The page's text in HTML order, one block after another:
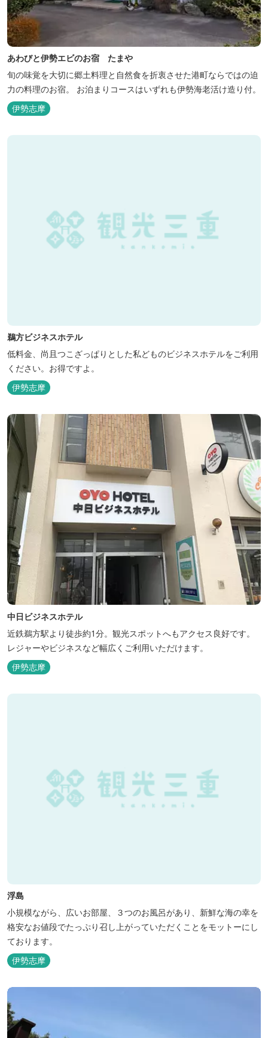
あわびと伊勢エビのお宿 たまや
旬の味覚を大切に郷土料理と自然食を折衷させた港町ならではの迫
力の料理のお宿。 お泊まりコースはいずれも伊勢海老活け造り付。
伊勢志摩
鵜方ビジネスホテル
低料金、尚且つこざっぱりとした私どものビジネスホテルをご利用
ください。お得ですよ。
伊勢志摩
中日ビジネスホテル
近鉄鵜方駅より徒歩約1分。観光スポットへもアクセス良好です。
レジャーやビジネスなど幅広くご利用いただけます。
伊勢志摩
浮島
小規模ながら、広いお部屋、３つのお風呂があり、新鮮な海の幸を
格安なお値段でたっぷり召し上がっていただくことをモットーにし
ております。
伊勢志摩